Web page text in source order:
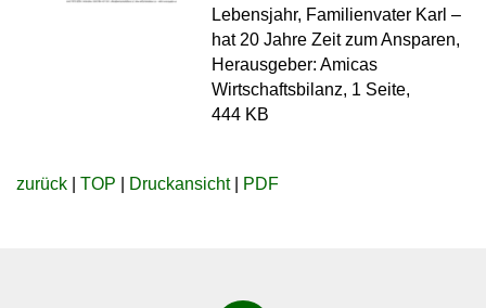
Lebensjahr, Familienvater Karl –
hat 20 Jahre Zeit zum Ansparen,
Herausgeber: Amicas
Wirtschaftsbilanz, 1 Seite,
444 KB
zurück TOP Druckansicht| PDF